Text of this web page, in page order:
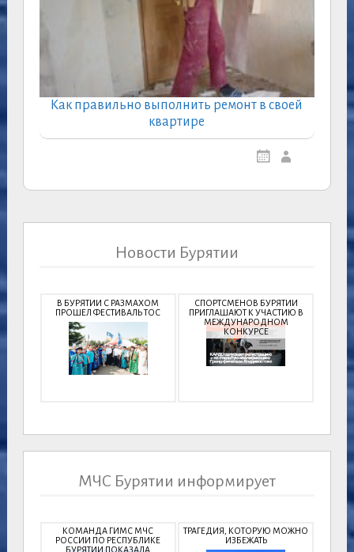
Как правильно выполнить ремонт в своей
квартире
Новости Бурятии
В БУРЯТИИ С РАЗМАХОМ
ПРОШЕЛ ФЕСТИВАЛЬ ТОС
СПОРТСМЕНОВ БУРЯТИИ
ПРИГЛАШАЮТ К УЧАСТИЮ В
МЕЖДУНАРОДНОМ
КОНКУРСЕ
МЧС Бурятии информирует
КОМАНДА ГИМС МЧС
РОССИИ ПО РЕСПУБЛИКЕ
БУРЯТИИ ПОКАЗАЛА
ТРАГЕДИЯ, КОТОРУЮ МОЖНО
ИЗБЕЖАТЬ